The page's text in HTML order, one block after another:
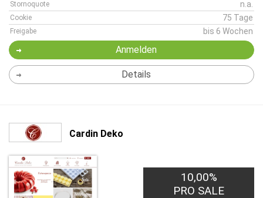
Stornoquote n.a.
Cookie 75 Tage
Freigabe bis 6 Wochen
Anmelden
Details
Cardin Deko
10,00%
PRO SALE